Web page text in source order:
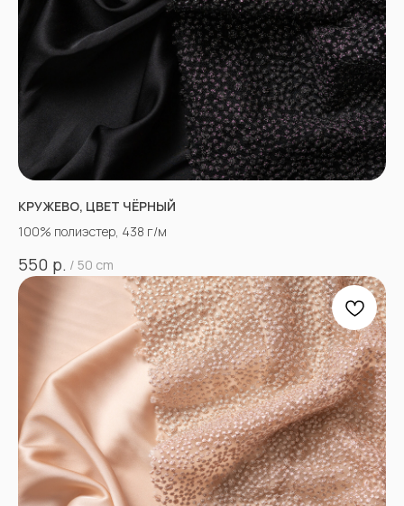
КРУЖЕВО, ЦВЕТ ЧЁРНЫЙ
100% полиэстер, 438 г/м
550 р. / 50 cm